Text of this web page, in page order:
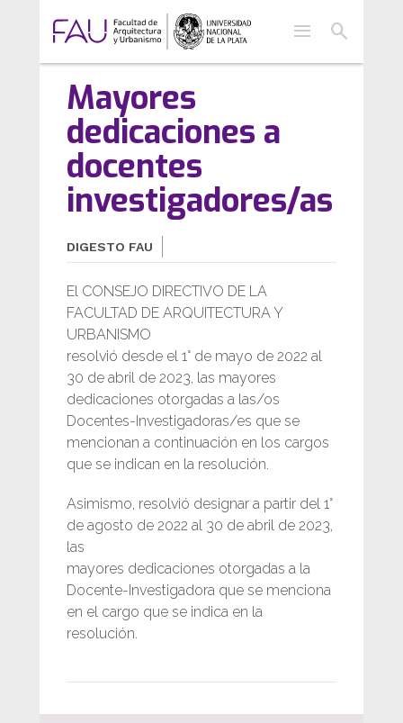
menu search
Mayores
dedicaciones a
docentes
investigadores/as
DIGESTO FAU
El CONSEJO DIRECTIVO DE LA
FACULTAD DE ARQUITECTURA Y
URBANISMO
resolvió desde el 1° de mayo de 2022 al
30 de abril de 2023, las mayores
dedicaciones otorgadas a las/os
Docentes-Investigadoras/es que se
mencionan a continuación en los cargos
que se indican en la resolución.
Asimismo, resolvió designar a partir del 1°
de agosto de 2022 al 30 de abril de 2023,
las
mayores dedicaciones otorgadas a la
Docente-Investigadora que se menciona
en el cargo que se indica en la
resolución.